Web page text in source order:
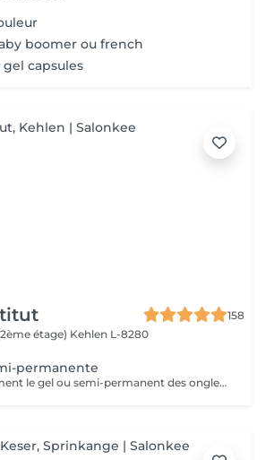
boomer ou french
capsules
158
étage) Kehlen L-8280
permanente
Retirer complétement le gel ou semi-permanent des ongles. Cette dépose est réalisée correctement pour éviter d'endommager la couche naturelle de l'ongle. Manucure pas prévue.